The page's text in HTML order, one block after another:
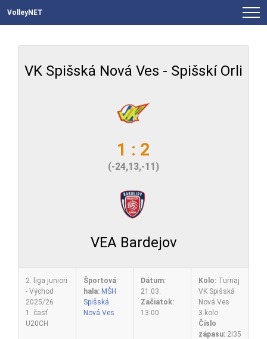
VolleyNET
VK Spišská Nová Ves - Spišskí Orli
1 : 2
(-24,13,-11)
VEA Bardejov
2. liga juniori
- Východ
2025/26
1. časť
U20CH
Športová
hala: MŠH
Spišská
Nová Ves
Dátum:
21.03.
Začiatok:
13:00
Kolo:Turnaj
VK Spišská
Nová Ves
3.kolo
Číslo
zápasu:2I35